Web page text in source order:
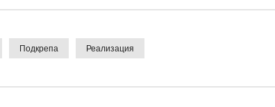
Подкрепа Реализация